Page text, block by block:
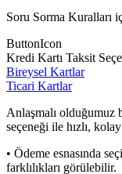
Soru Sorma Kuralları
ButtonIcon
Kredi Kartı Taksit
Bireysel Kartlar
Ticari Kartlar
Anlaşmalı olduğumuz
seçeneği ile hızlı,
• Ödeme esnasında
farklılıkları görülebilir.